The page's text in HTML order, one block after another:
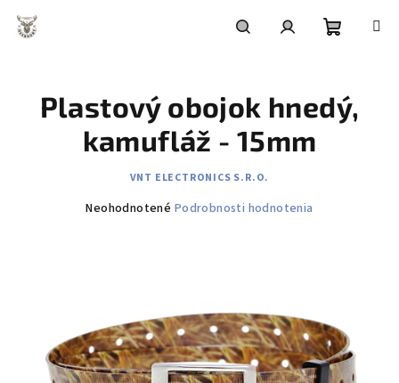
obsah
košík
Plastový obojok hnedý,
kamufláž - 15mm
VNT ELECTRONICS S.R.O.
Priemerné
hviezdičiek.
Neohodnotené Podrobnosti hodnotenia